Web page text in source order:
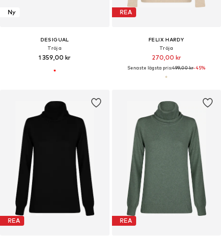
Ny
DESIGUAL
Tröja
1 359,00 kr
REA
FELIX HARDY
Tröja
270,00 kr
Senaste lägsta pris:499,00 kr-45%
REA REA